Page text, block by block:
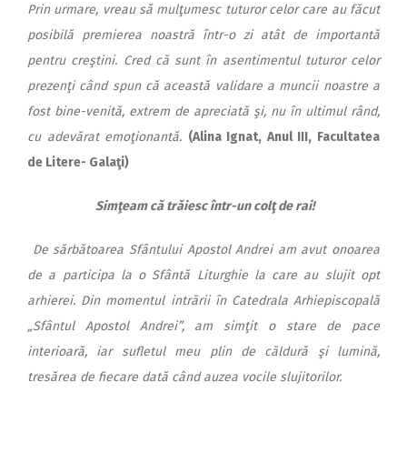
Prin urmare, vreau să mulţumesc tuturor celor care au făcut
posibilă premierea noastră într-o zi atât de importantă
pentru creştini. Cred că sunt în asentimentul tuturor celor
prezenţi când spun că această validare a muncii noastre a
fost bine-venită, extrem de apreciată şi, nu în ultimul rând,
cu adevărat emoţionantă. (Alina Ignat, Anul III, Facultatea
de Litere- Galaţi)
Simţeam că trăiesc într-un colţ de rai!
De sărbătoarea Sfântului Apostol Andrei am avut onoarea
de a participa la o Sfântă Liturghie la care au slujit opt
arhierei. Din momentul intrării în Catedrala Arhiepiscopală
„Sfântul Apostol Andrei”, am simţit o stare de pace
interioară, iar sufletul meu plin de căldură şi lumină,
tresărea de fiecare dată când auzea vocile slujitorilor.